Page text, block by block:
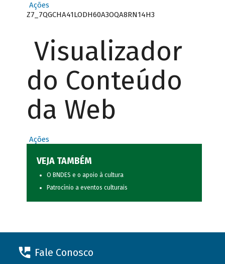
Ações
Z7_7QGCHA41LODH60A3OQA8RN14H3
Visualizador
do Conteúdo
da Web
Ações
VEJA TAMBÉM
O BNDES e o apoio à cultura
Patrocínio a eventos culturais
Fale Conosco